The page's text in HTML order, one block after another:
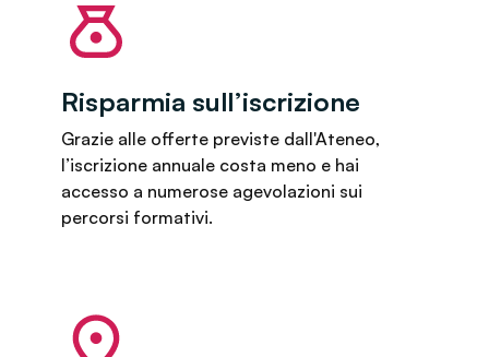
Risparmia sull’iscrizione
Grazie alle offerte previste dall'Ateneo,
l’iscrizione annuale costa meno e hai
accesso a numerose agevolazioni sui
percorsi formativi.